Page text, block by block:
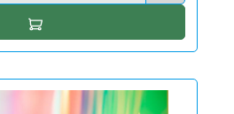
In den Warenkorb